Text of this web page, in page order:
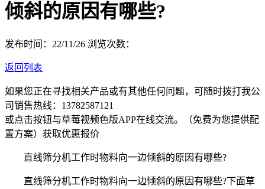
倾斜的原因有哪些?
发布时间：22/11/26 浏览次数：
返回列表
如果您正在寻找相关产品或有其他任何问题，可随时拨打我公
司销售热线： 13782587121
或点击按钮与草莓视频色版APP在线交流。（免费为您提供配
置方案） 获取优惠报价
直线筛分机工作时物料向一边倾斜的原因有哪些?
直线筛分机工作时物料向一边倾斜的原因有哪些?下面草